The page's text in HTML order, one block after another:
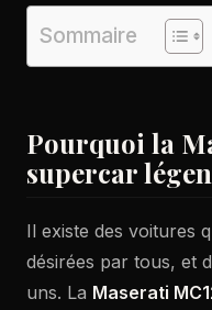
Sommaire
Pourquoi la
supercar
Il existe des voitures
désirées par tous, et
uns. La Maserati